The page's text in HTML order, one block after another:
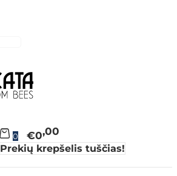
0 €0 00
Prekių krepšelis tuščias!